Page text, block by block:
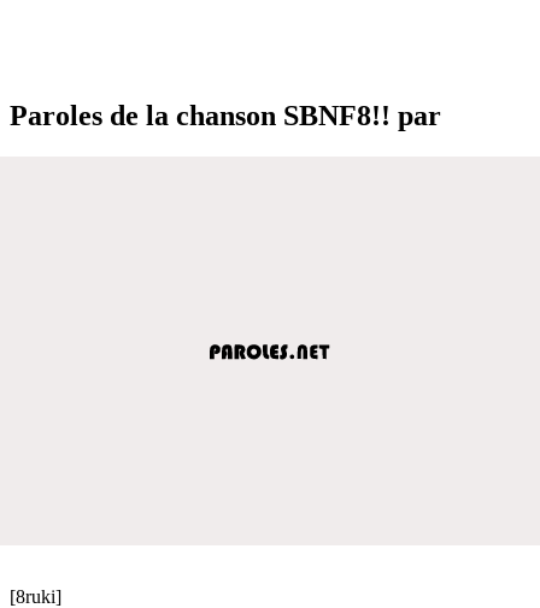
Paroles de la chanson SBNF8!! par
[8ruki]